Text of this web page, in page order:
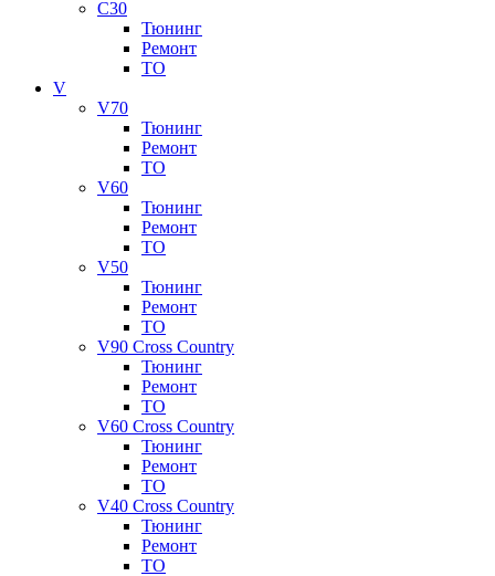
C30
Тюнинг
Ремонт
ТО
V
V70
Тюнинг
Ремонт
ТО
V60
Тюнинг
Ремонт
ТО
V50
Тюнинг
Ремонт
ТО
V90 Cross Country
Тюнинг
Ремонт
ТО
V60 Cross Country
Тюнинг
Ремонт
ТО
V40 Cross Country
Тюнинг
Ремонт
ТО